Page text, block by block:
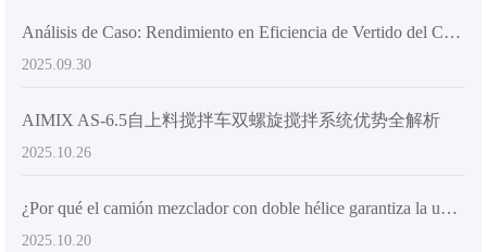
Análisis de Caso: Rendimiento en Eficiencia de Vertido del Camión Mezclador AS-2.6 en Entornos de Construcción Complejos
2025.09.30
AIMIX AS-6.5自上料搅拌车双螺旋搅拌系统优势全解析
2025.10.26
¿Por qué el camión mezclador con doble hélice garantiza la uniformidad del hormigón?
2025.10.20